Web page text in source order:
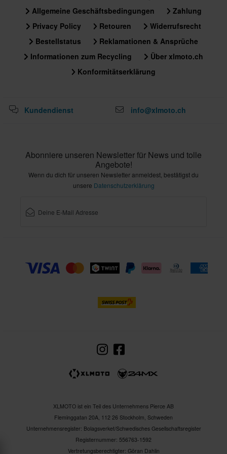
Gb428 Mxz Clip Gold
30 x 35 x 20 mm
532GSV Rivet
40 x 55 x 20 mm
40 x 70 x 15 mm
Allgemeine Geschäftsbedingungen
Zahlung
Privacy Policy
Retouren
Widerrufsrecht
Bestellstatus
Reklamationen & Ansprüche
Informationen zum Recycling
Über xlmoto.ch
Konformitätserklärung
Kundendienst info@xlmoto.ch
Abonniere unseren Newsletter für News und tolle
Angebote!
Wenn du dich für unseren Newsletter anmeldest, bestätigst du
unsere Datenschutzerklärung
XLMOTO ist ein Teil des Unternehmens Pierce AB
Fleminggatan 20A, 112 26 Stockholm, Schweden
Unternehmensregister: Bolagsverket/Schwedisches Gesellschaftsregister
Registernummer: 556763-1592
Vertretungsberechtigter: Göran Dahlin